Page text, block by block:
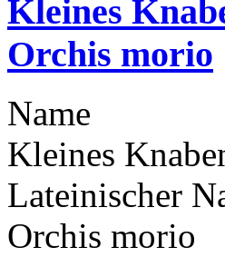
Kleines
Orchis morio
Name
Kleines
Lateinischer
Orchis morio